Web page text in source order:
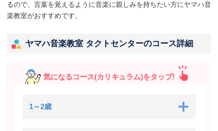
るので、言葉を覚えるように音楽に親しみを持ちたい方にヤマハ音
楽教室がおすすめです。
ヤマハ音楽教室 タクトセンターのコース詳細
気になるコース(カリキュラム)をタップ!
1～2歳